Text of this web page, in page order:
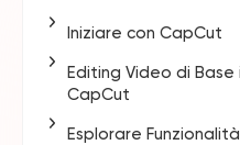
Iniziare con CapCut
Download e
Installazione
Requisiti di Sistema
Editing Video di Base
CapCut
Importare i Media
Esplorare Funzionalità